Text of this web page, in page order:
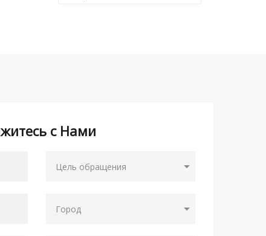
с Нами